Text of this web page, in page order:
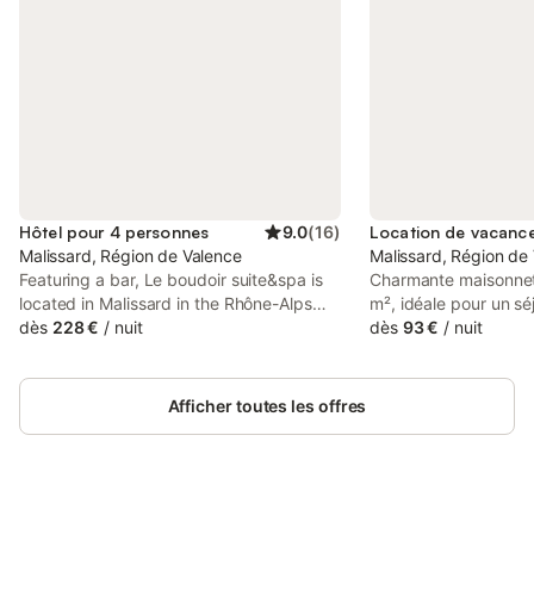
Hôtel pour 4 personnes 9.0(16)
Malissard, Région de Valence
Featuring a bar, Le boudoir suite&spa is
located in Malissard in the Rhône-Alps
region, 7.6 km from Valence Parc Expo
property is around 7.6 km from Valence
Multimedia Library, 7.
dès 228 € / nuit
Malissard, Région de
Charmante
m², idéale pour un
au calme. Profitez
parfait pour se
dès 93 € / nuit
Afficher toutes les offres